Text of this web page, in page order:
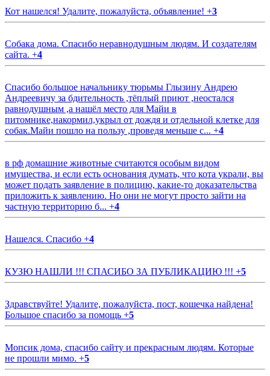
Кот нашелся! Удалите, пожалуйста, объявление! +3
Собака дома. Спасибо неравнодушным людям. И создателям
сайта. +4
Спасибо большое начальнику тюрьмы Глызину Андрею
Андреевичу за бдительность ,тёплый приют ,неостался
равнодушным ,а нашёл место для Майи в
питомнике,накормил,укрыл от дождя и отдельной клетке для
собак.Майи пошло на пользу ,проведя меньше с... +4
в рф домашние животные считаются особым видом
имущества, и если есть основания думать, что кота украли, вы
может подать заявление в полицию, какие-то доказательства
приложить к заявлению. Но они не могут просто зайти на
частную территорию б... +4
Нашелся. Спасибо +4
КУЗЮ НАШЛИ !!! СПАСИБО ЗА ПУБЛИКАЦИЮ !!! +5
Здравствуйте! Удалите, пожалуйста, пост, кошечка найдена!
Большое спасибо за помощь +5
Мопсик дома, спасибо сайту и прекрасным людям. Которые
не прошли мимо. +5